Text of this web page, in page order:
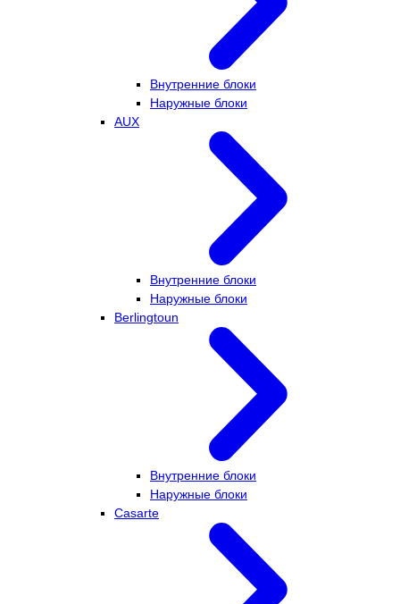
Внутренние блоки
Наружные блоки
AUX
Внутренние блоки
Наружные блоки
Berlingtoun
Внутренние блоки
Наружные блоки
Casarte